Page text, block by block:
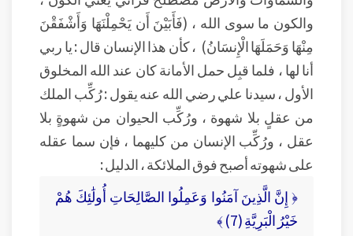
والكون ما سوى الله ، (فَأَبَيْنَ أَن يَحْمِلْنَهَا وَأَشْفَقْنَ
مِنْهَا وَحَمَلَهَا الْإِنسَانُ) ، كأن هذا الإنسان قال : يا ربي
أنا لها ، فلما قبِل حمل الأمانة كان عند الله المخلوق
الأول ، سيدنا علي رضي الله عنه يقول : رُكِّب الملك
من عقلٍ بلا شهوة ، ورُكِّب الحيوان من شهوةٍ بلا
عقل ، ورُكِّب الإنسان من كليهما ، فإن سما عقله
على شهوته أصبح فوق الملائكة ، الدليل :
﴿ إِنَّ الَّذِينَ آمَنُوا وَعَمِلُوا الصَّالِحَاتِ أُولَٰئِكَ هُمْ
خَيْرُ الْبَرِيَّةِ (7) ﴾